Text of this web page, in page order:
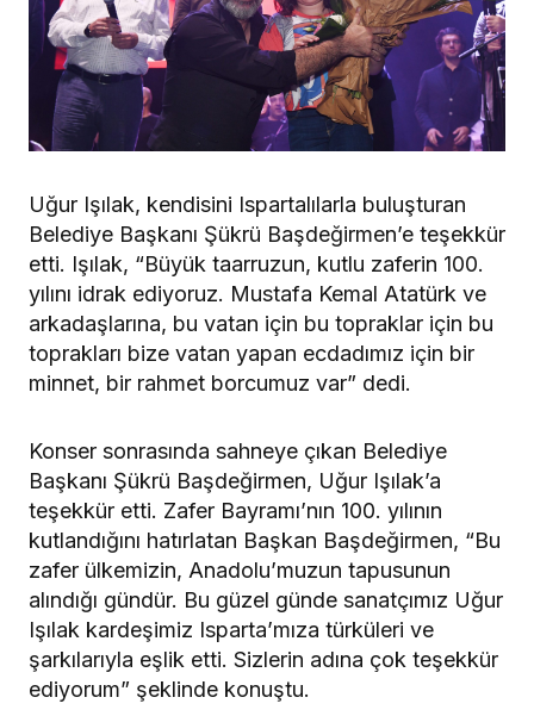
Uğur Işılak, kendisini Ispartalılarla buluşturan
Belediye Başkanı Şükrü Başdeğirmen’e teşekkür
etti. Işılak, “Büyük taarruzun, kutlu zaferin 100.
yılını idrak ediyoruz. Mustafa Kemal Atatürk ve
arkadaşlarına, bu vatan için bu topraklar için bu
toprakları bize vatan yapan ecdadımız için bir
minnet, bir rahmet borcumuz var” dedi.
Konser sonrasında sahneye çıkan Belediye
Başkanı Şükrü Başdeğirmen, Uğur Işılak’a
teşekkür etti. Zafer Bayramı’nın 100. yılının
kutlandığını hatırlatan Başkan Başdeğirmen, “Bu
zafer ülkemizin, Anadolu’muzun tapusunun
alındığı gündür. Bu güzel günde sanatçımız Uğur
Işılak kardeşimiz Isparta’mıza türküleri ve
şarkılarıyla eşlik etti. Sizlerin adına çok teşekkür
ediyorum” şeklinde konuştu.